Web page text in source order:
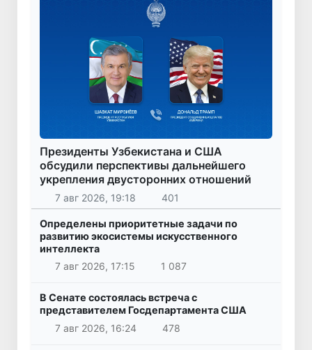
Президенты Узбекистана и США
обсудили перспективы дальнейшего
укрепления двусторонних отношений
7 авг 2026, 19:18 401
Определены приоритетные задачи по
развитию экосистемы искусственного
интеллекта
7 авг 2026, 17:15
1 087
В Сенате состоялась встреча с
представителем Госдепартамента США
7 авг 2026, 16:24
478